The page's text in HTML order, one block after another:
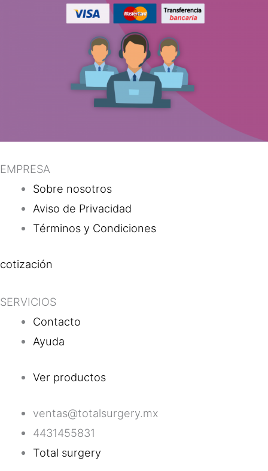
EMPRESA
Sobre nosotros
Aviso de Privacidad
Términos y Condiciones
cotización
SERVICIOS
Contacto
Ayuda
Ver productos
ventas@totalsurgery.mx
4431455831
Total surgery